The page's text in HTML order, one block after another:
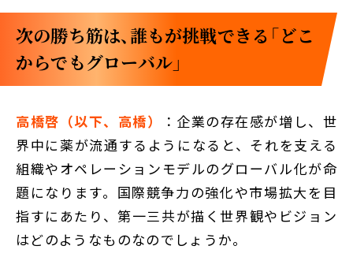
次の勝ち筋は、誰もが挑戦できる「どこ
からでもグローバル」
高橋啓（以下、高橋）
：企業の存在感が増し、世
界中に薬が流通するようになると、それを支える
組織やオペレーションモデルのグローバル化が命
題になります。国際競争力の強化や市場拡大を目
指すにあたり、第一三共が描く世界観やビジョン
はどのようなものなのでしょうか。